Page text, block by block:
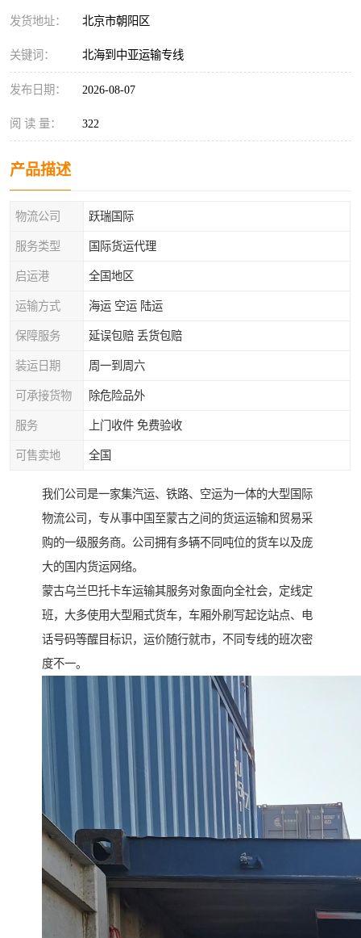
发货地址： 北京市朝阳区
关键词： 北海到中亚运输专线
发布日期： 2026-08-07
阅 读 量： 322
产品描述
物流公司 跃瑞国际
服务类型 国际货运代理
启运港 全国地区
运输方式 海运 空运 陆运
保障服务 延误包赔 丢货包赔
装运日期 周一到周六
可承接货物 除危险品外
服务 上门收件 免费验收
可售卖地 全国
我们公司是一家集汽运、铁路、空运为一体的大型国际
物流公司，专从事中国至蒙古之间的货运运输和贸易采
购的一级服务商。公司拥有多辆不同吨位的货车以及庞
大的国内货运网络。
蒙古乌兰巴托卡车运输其服务对象面向全社会，定线定
班，大多使用大型厢式货车，车厢外刷写起讫站点、电
话号码等醒目标识，运价随行就市，不同专线的班次密
度不一。